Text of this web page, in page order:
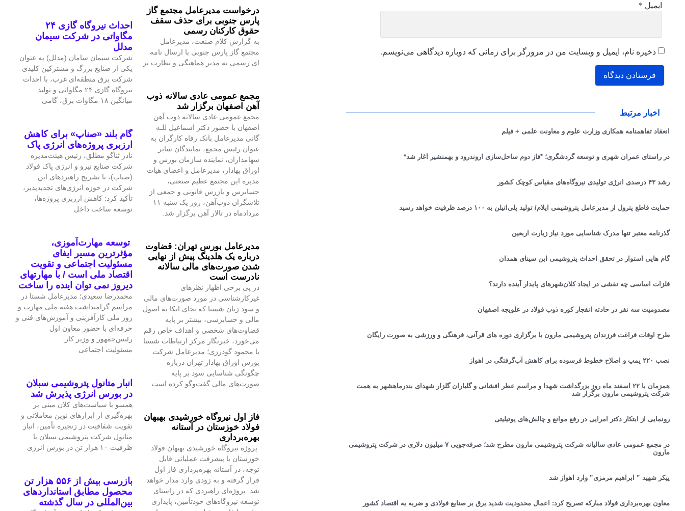
ایمیل *
ذخیره نام، ایمیل و وبسایت من در مرورگر برای زمانی که دوباره دیدگاهی می‌نویسم.
اخبار مرتبط
انعقاد تفاهمنامه همکاری وزارت علوم و معاونت علمی + فیلم
در راستای عمران شهری و توسعه گردشگری؛ *فاز دوم ساحل‌سازی اروندرود و بهمنشیر آغار شد*
رشد ۴۳ درصدی انرژی تولیدی نیروگاه‌های مقیاس کوچک کشور
حمایت قاطع پترول از مدیرعامل پتروشیمی ایلام/ تولید پلی‌اتیلن به ۱۰۰ درصد ظرفیت خواهد رسید
گذرنامه‌ معتبر تنها مدرک شناسایی مورد نیاز زیارت اربعین
گام هایی استوار در تحقق احداث پتروشیمی ابن سینای همدان
فلزات اساسی چه نقشی در ایجاد کلان‌شهرهای پایدار آینده دارند؟
مصدومیت سه نفر در حادثه انفجار کوره ذوب فولاد در علویجه اصفهان
طرح اوقات فراغت فرزندان پتروشیمی مارون با برگزاری دوره های قرآنی، فرهنگی و ورزشی به صورت رایگان
نصب ۲۲۰ پمپ و اصلاح خطوط فرسوده برای کاهش آب‌گرفتگی در اهواز
همزمان با ۲۲ اسفند ماه روز بزرگداشت شهدا و مراسم عطر افشانی و گلباران گلزار شهدای بندرماهشهر به همت
شرکت پتروشیمی مارون برگزار شد
رونمایی از ابتکار دکتر امرایی در رفع موانع و چالش‌های یوتیلیتی
در مجمع عمومی عادی سالیانه شرکت پتروشیمی مارون مطرح شد؛ صرفه‌جویی ۷ میلیون دلاری در شرکت پتروشیمی
مارون
پیکر شهید ” ابراهیم مرمزی” وارد اهواز شد
معاون بهره‌برداری فولاد مبارکه تصریح کرد: اعمال محدودیت شدید برق بر صنایع فولادی و ضربه به اقتصاد كشور
درخواست مدیرعامل مجتمع گاز
پارس جنوبی برای حذف سقف
حقوق کارکنان رسمی
به گزارش کلام صنعت، مدیرعامل
مجتمع گاز پارس جنوبی با ارسال نامه
ای رسمی به مدیر هماهنگی و نظارت بر
مجمع عمومی عادی سالانه ذوب
آهن اصفهان برگزار شد
مجمع عمومی عادی سالانه ذوب آهن
اصفهان با حضور دکتر اسماعیل للـه
گانی مدیرعامل بانک رفاه کارگران به
عنوان رئیس مجمع، نمایندگان سایر
سهامداران، نماینده سازمان بورس و
اوراق بهادار، مدیرعامل و اعضای هیات
مدیره این مجتمع عظیم صنعتی،
حسابرس و بازرس قانونی و جمعی از
تلاشگران ذوب‌آهن، روز یک شنبه ۱۱
مردادماه در تالار آهن برگزار شد.
مدیرعامل بورس تهران: قضاوت
درباره یک هلدینگ پیش از نهایی
شدن صورت‌های مالی سالانه
نادرست است
در پی برخی اظهار نظرهای
غیرکارشناسی در مورد صورت‌های مالی
و سود زیان شستا که بجای اتکا به اصول
مالی و حسابرسی، بیشتر بر پایه
قضاوت‌‌های شخصی و اهداف خاص رقم
می‌خورد، خبرنگار مرکز ارتباطات شستا
با محمود گودرزی؛ مدیرعامل شرکت
بورس اوراق بهادار تهران درباره
چگونگی شناسایی سود بر پایه
صورت‌های مالی گفت‌وگو کرده است.
فاز اول نیروگاه خورشیدی بهبهان
فولاد خوزستان در آستانه
بهره‌برداری
پروژه نیروگاه خورشیدی بهبهان فولاد
خوزستان با پیشرفت عملیاتی قابل‌
توجه، در آستانه بهره‌برداری فاز اول
قرار گرفته و به‌ زودی وارد مدار خواهد
شد. پروژه‌ای راهبردی که در راستای
توسعه نیروگاه‌های خودتأمین، پایداری
احداث نیروگاه گازی ۲۴
مگاواتی در شرکت سیمان
مدلل
شرکت سیمان سامان (مدلل) به عنوان
یکی از صنایع بزرگ و مشترکین کلیدی
شرکت برق منطقه‌ای غرب، با احداث
نیروگاه گازی ۲۴ مگاواتی و تولید
میانگین ۱۸ مگاوات برق، گامی
گام بلند «صناپ» برای کاهش
ارزبری پروژه‌های انرژی پاک
نادر ثناگو مطلق، رئیس هیئت‌مدیره
شرکت صنایع نیرو و انرژی پاک فولاد
(صناپ)، با تشریح راهبردهای این
شرکت در حوزه انرژی‌های تجدیدپذیر،
تأکید کرد: کاهش ارزبری پروژه‌ها،
توسعه ساخت داخل
توسعه مهارت‌آموزی،
مؤثرترین مسیر ایفای
مسئولیت اجتماعی و تقویت
اقتصاد ملی است / با مهارتهای
دیروز نمی توان اینده را ساخت
محمدرضا سعیدی؛ مدیرعامل شستا در
مراسم گرامیداشت هفته ملی مهارت و
روز ملی کارآفرینی و آموزش‌های فنی و
حرفه‌ای با حضور معاون اول
رئیس‌جمهور و وزیر کار:
مسئولیت اجتماعی
انبار متانول پتروشیمی سبلان
در بورس انرژی پذیرش شد
همسو با سیاست‌های کلان مبنی بر
بهره‌گیری از ابزارهای نوین معاملاتی و
تقویت شفافیت در زنجیره تأمین، انبار
متانول شرکت پتروشیمی سبلان با
ظرفیت ۱۰ هزار تن در بورس انرژی
بازرسی بیش از ۵۵۶ هزار تن
محصول مطابق استانداردهای
بین‌المللی در سال گذشته